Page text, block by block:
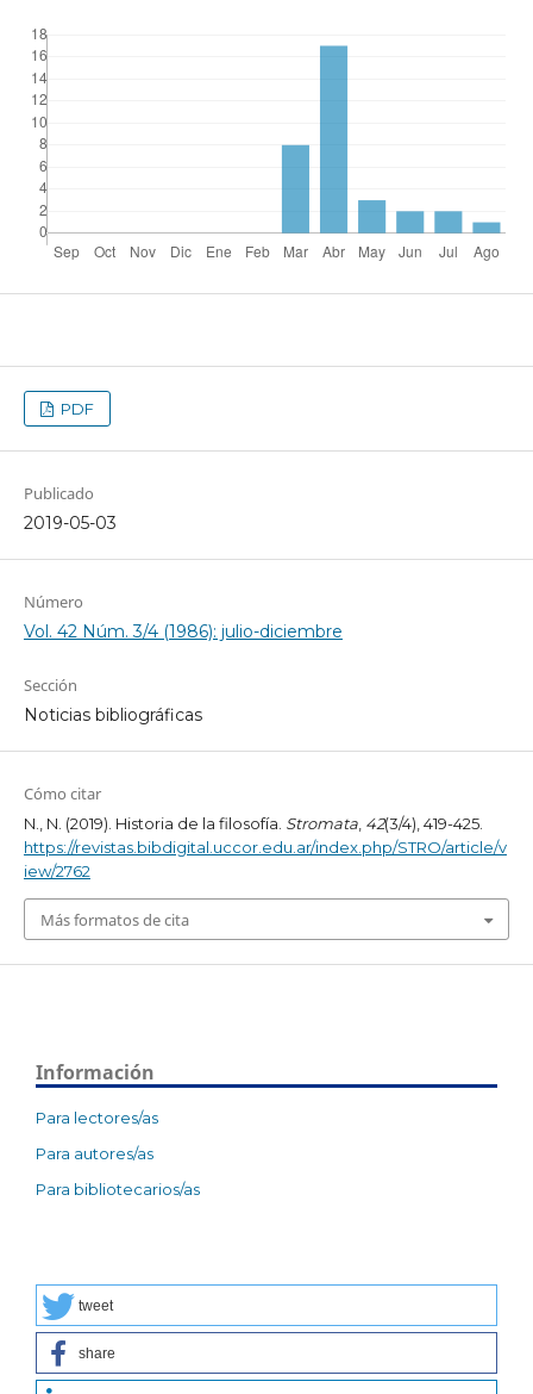
PDF
Publicado
2019-05-03
Número
Vol. 42 Núm. 3/4 (1986): julio-diciembre
Sección
Noticias bibliográficas
Cómo citar
N., N. (2019). Historia de la filosofía. Stromata, 42(3/4), 419-425.
https://revistas.bibdigital.uccor.edu.ar/index.php/STRO/article/v
iew/2762
Más formatos de cita
Información
Para lectores/as
Para autores/as
Para bibliotecarios/as
tweet
share